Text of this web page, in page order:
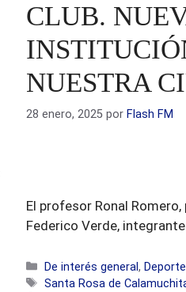
CLUB.
NUESTRA
28 enero, 2025 por Flash FM
El profesor Ronal
Federico Verde,
Categorías
De interés general,
Etiquetas
Santa Rosa de